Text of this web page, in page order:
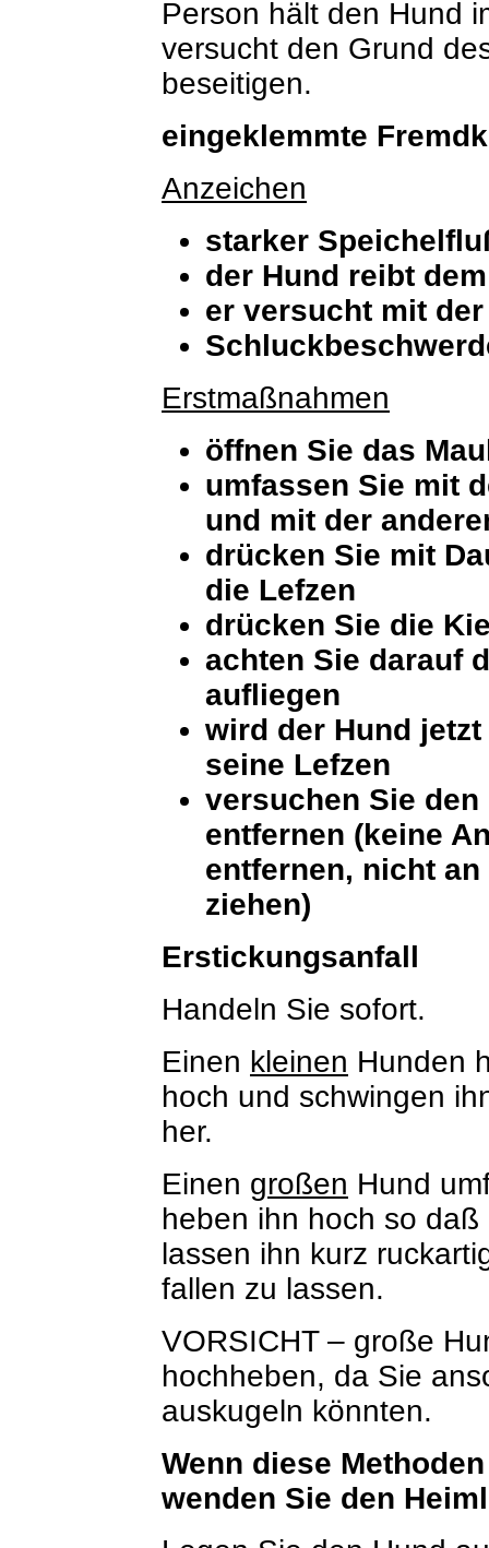
Person hält den Hund
versucht den Grund
beseitigen.
eingeklemmte
Anzeichen
starker
der Hund reibt
er versucht mit
Erstmaßnahmen
öffnen Sie das
umfassen Sie mit
und mit der
drücken Sie mit
die Lefzen
drücken Sie die
achten Sie darauf
aufliegen
wird der Hund
seine Lefzen
versuchen Sie
entfernen (keine
entfernen, nicht
ziehen)
Erstickungsanfall
Handeln Sie sofort.
Einen kleinen Hunden
hoch und schwingen
her.
Einen großen Hund
heben ihn hoch so
lassen ihn kurz
fallen zu lassen.
VORSICHT – große
hochheben, da Sie
auskugeln könnten.
Wenn diese
wenden Sie den